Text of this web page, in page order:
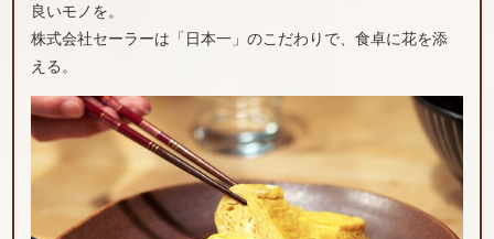
良いモノを。
株式会社セーラーは「日本一」のこだわりで、食卓に花を添
える。